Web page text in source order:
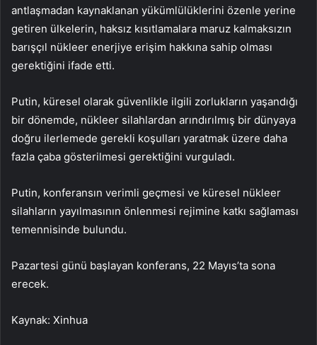
antlaşmadan kaynaklanan yükümlülüklerini özenle yerine
getiren ülkelerin, haksız kısıtlamalara maruz kalmaksızın
barışçıl nükleer enerjiye erişim hakkına sahip olması
gerektiğini ifade etti.
Putin, küresel olarak güvenlikle ilgili zorlukların yaşandığı
bir dönemde, nükleer silahlardan arındırılmış bir dünyaya
doğru ilerlemede gerekli koşulları yaratmak üzere daha
fazla çaba gösterilmesi gerektiğini vurguladı.
Putin, konferansın verimli geçmesi ve küresel nükleer
silahların yayılmasının önlenmesi rejimine katkı sağlaması
temennisinde bulundu.
Pazartesi günü başlayan konferans, 22 Mayıs’ta sona
erecek.
Kaynak: Xinhua